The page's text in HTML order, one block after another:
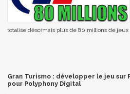
totalise désormais plus de 80 millions de jeux
Gran Turismo : développer le jeu sur
pour Polyphony Digital